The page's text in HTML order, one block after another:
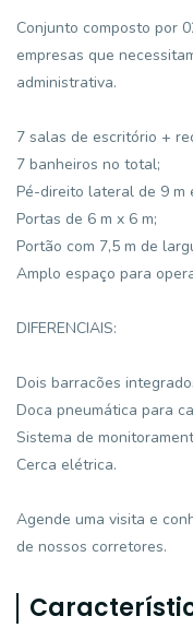
Conjunto composto por
empresas que
administrativa.
7 salas de escritório +
7 banheiros no total;
Pé-direito lateral de 9 m
Portas de 6 m x 6 m;
Portão com 7,5 m de
Amplo espaço para
DIFERENCIAIS:
Dois barracões
Doca pneumática para
Sistema de
Cerca elétrica.
Agende uma visita e
de nossos corretores.